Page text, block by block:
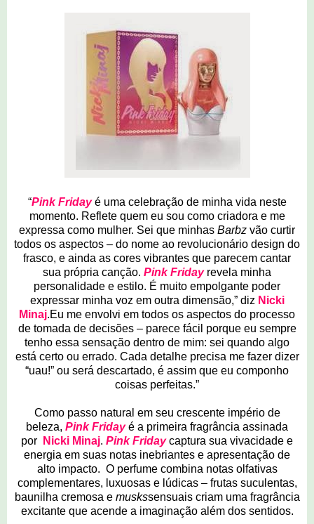
“Pink Fridayé uma celebração de minha vida neste
momento. Reflete quem eu sou como criadora e me
expressa como mulher. Sei que minhas Barbz vão curtir
todos os aspectos – do nome ao revolucionário design do
frasco, e ainda as cores vibrantes que parecem cantar
sua própria canção. Pink Fridayrevela minha
personalidade e estilo. É muito empolgante poder
expressar minha voz em outra dimensão,” diz Nicki
Minaj.Eu me envolvi em todos os aspectos do processo
de tomada de decisões – parece fácil porque eu sempre
tenho essa sensação dentro de mim: sei quando algo
está certo ou errado. Cada detalhe precisa me fazer dizer
“uau!” ou será descartado, é assim que eu componho
coisas perfeitas.”
Como passo natural em seu crescente império de
beleza, Pink Friday é a primeira fragrância assinada
por
Nicki Minaj. Pink Fridaycaptura sua vivacidade e
energia em suas notas inebriantes e apresentação de
alto impacto. O perfume combina notas olfativas
complementares, luxuosas e lúdicas – frutas suculentas,
baunilha cremosa e muskssensuais criam uma fragrância
excitante que acende a imaginação além dos sentidos.